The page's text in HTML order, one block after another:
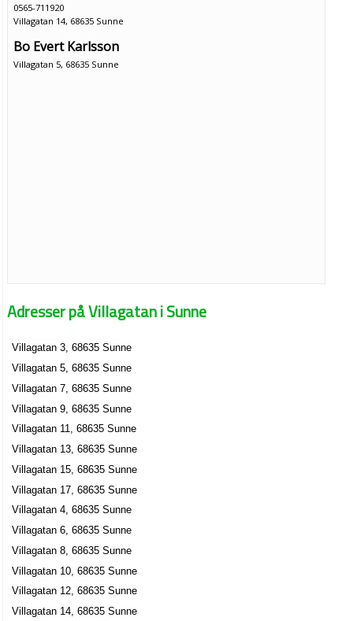
0565-711920
Villagatan 14, 68635 Sunne
Bo Evert Karlsson
Villagatan 5, 68635 Sunne
Adresser på Villagatan i Sunne
Villagatan 3, 68635 Sunne
Villagatan 5, 68635 Sunne
Villagatan 7, 68635 Sunne
Villagatan 9, 68635 Sunne
Villagatan 11, 68635 Sunne
Villagatan 13, 68635 Sunne
Villagatan 15, 68635 Sunne
Villagatan 17, 68635 Sunne
Villagatan 4, 68635 Sunne
Villagatan 6, 68635 Sunne
Villagatan 8, 68635 Sunne
Villagatan 10, 68635 Sunne
Villagatan 12, 68635 Sunne
Villagatan 14, 68635 Sunne